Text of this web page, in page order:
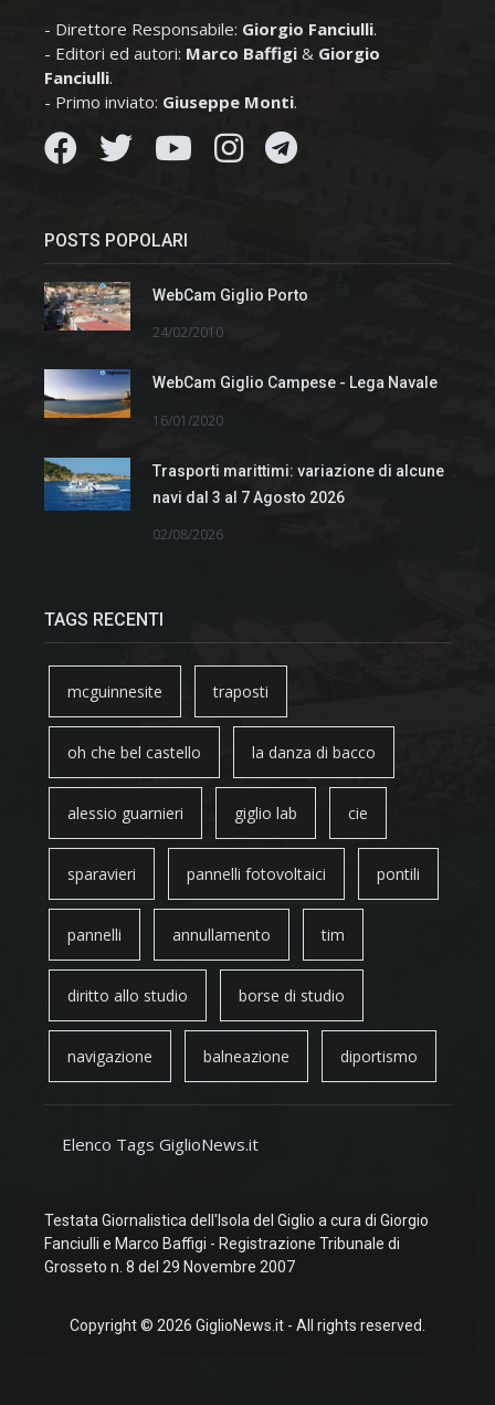
- Direttore Responsabile: Giorgio Fanciulli.
- Editori ed autori: Marco Baffigi & Giorgio
Fanciulli.
- Primo inviato: Giuseppe Monti.
POSTS POPOLARI
WebCam Giglio Porto
24/02/2010
WebCam Giglio Campese - Lega Navale
16/01/2020
Trasporti marittimi: variazione di alcune
navi dal 3 al 7 Agosto 2026
02/08/2026
TAGS RECENTI
mcguinnesite traposti
oh che bel castello la danza di bacco
alessio guarnieri giglio lab cie
sparavieri pannelli fotovoltaici pontili
pannelli annullamento tim
diritto allo studio borse di studio
navigazione balneazione diportismo
Elenco Tags GiglioNews.it
Testata Giornalistica dell'Isola del Giglio a cura di Giorgio
Fanciulli e Marco Baffigi - Registrazione Tribunale di
Grosseto n. 8 del 29 Novembre 2007
Copyright © 2026 GiglioNews.it - All rights reserved.